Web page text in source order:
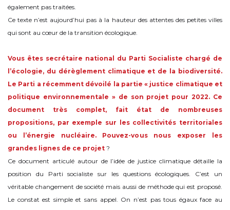
également pas traitées.
Ce texte n’est aujourd’hui pas à la hauteur des attentes des petites villes
qui sont au cœur de la transition écologique.
Vous êtes secrétaire national du Parti Socialiste chargé de
l’écologie, du dérèglement climatique et de la biodiversité.
Le Parti a récemment dévoilé la partie « justice climatique et
politique environnementale » de son projet pour 2022. Ce
document très complet, fait état de nombreuses
propositions, par exemple sur les collectivités territoriales
ou l’énergie nucléaire. Pouvez-vous nous exposer les
grandes lignes de ce projet ?
Ce document articulé autour de l’idée de justice climatique détaille la
position du Parti socialiste sur les questions écologiques. C’est un
véritable changement de société mais aussi de méthode qui est proposé.
Le constat est simple et sans appel. On n’est pas tous égaux face au